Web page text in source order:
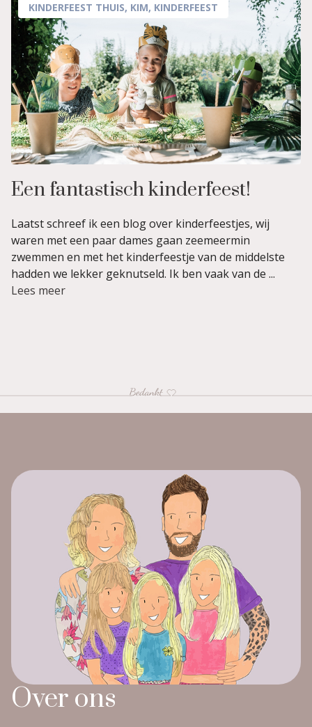
KINDERFEEST THUIS, KIM, KINDERFEEST
Een fantastisch kinderfeest!
Laatst schreef ik een blog over kinderfeestjes, wij
waren met een paar dames gaan zeemeermin
zwemmen en met het kinderfeestje van de middelste
hadden we lekker geknutseld. Ik ben vaak van de ...
Lees meer
Over ons